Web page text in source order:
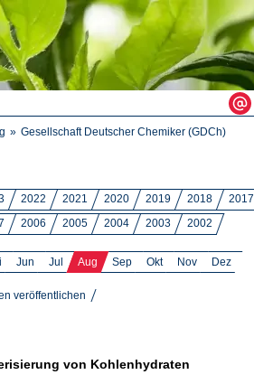
Gesellschaft Deutscher Chemiker (GDCh)
2022 2021 2020 2019 2018 2017
2006 2005 2004 2003 2002
Jun Jul Aug Sep Okt Nov Dez
veröffentlichen
von Kohlenhydraten